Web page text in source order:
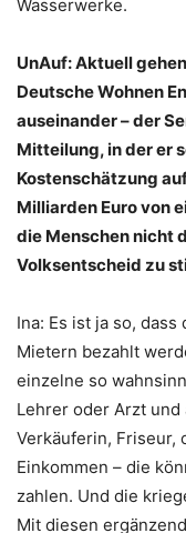
Wasserwerke.
UnAuf: Aktuell
Deutsche Wohnen
auseinander – der
Mitteilung, in der er
Kostenschätzung
Milliarden Euro von
die Menschen nicht
Volksentscheid zu
Ina: Es ist ja so,
Mietern bezahlt
einzelne so
Lehrer oder Arzt
Verkäuferin, Friseur,
Einkommen – die
zahlen. Und die
Mit diesen